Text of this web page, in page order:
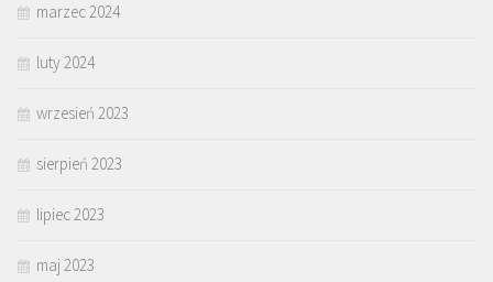
marzec 2024
luty 2024
wrzesień 2023
sierpień 2023
lipiec 2023
maj 2023